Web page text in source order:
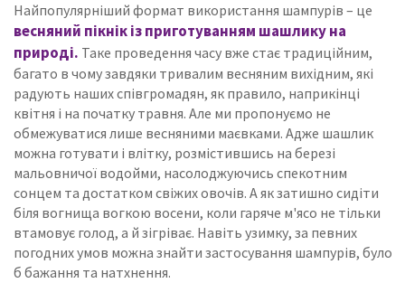
Найпопулярніший формат використання шампурів – це
весняний пікнік із приготуванням шашлику на
природі. Таке проведення часу вже стає традиційним,
багато в чому завдяки тривалим весняним вихідним, які
радують наших співгромадян, як правило, наприкінці
квітня і на початку травня.Але ми пропонуємо не
обмежуватися лише весняними маєвками.Адже шашлик
можна готувати і влітку, розмістившись на березі
мальовничої водойми, насолоджуючись спекотним
сонцем та достатком свіжих овочів.А як затишно сидіти
біля вогнища вогкою восени, коли гаряче м'ясо не тільки
втамовує голод, а й зігріває. Навіть узимку, за певних
погодних умов можна знайти застосування шампурів, було
б бажання та натхнення.